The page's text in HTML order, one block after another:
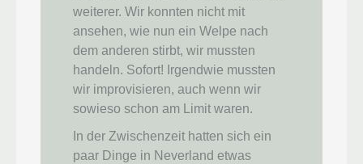
weiterer. Wir konnten nicht mit
ansehen, wie nun ein Welpe nach
dem anderen stirbt, wir mussten
handeln. Sofort! Irgendwie mussten
wir improvisieren, auch wenn wir
sowieso schon am Limit waren.
In der Zwischenzeit hatten sich ein
paar Dinge in Neverland etwas